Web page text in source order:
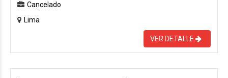
Cancelado
Lima
VER DETALLE